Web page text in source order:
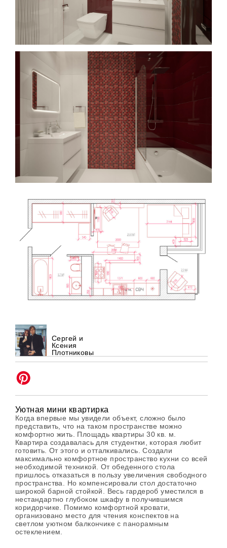
Сергей и
Ксения
Плотниковы
Уютная мини квартирка
Когда впервые мы увидели объект, сложно было
представить, что на таком пространстве можно
комфортно жить. Площадь квартиры 30 кв. м.
Квартира создавалась для студентки, которая любит
готовить. От этого и отталкивались. Создали
максимально комфортное пространство кухни со всей
необходимой техникой. От обеденного стола
пришлось отказаться в пользу увеличения свободного
пространства. Но компенсировали стол достаточно
широкой барной стойкой. Весь гардероб уместился в
нестандартно глубоком шкафу в получившимся
коридорчике. Помимо комфортной кровати,
организовано место для чтения конспектов на
светлом уютном балкончике с панорамным
остеклением.